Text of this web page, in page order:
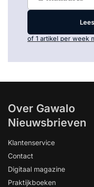
of 1 artikel per week
Over Gawalo
Nieuwsbrieven
Klantenservice
Contact
Digitaal magazine
Praktijkboeken